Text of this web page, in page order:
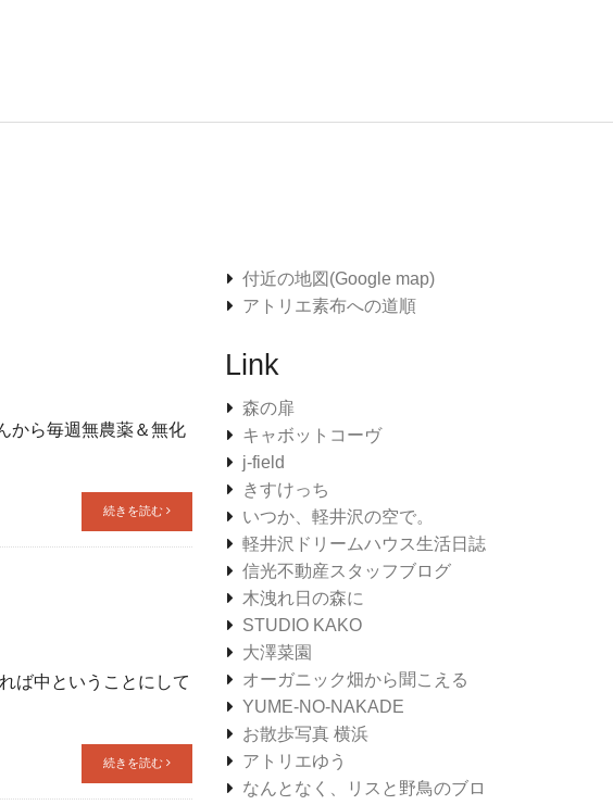
から毎週無農薬＆無化
続きを読む
ば中ということにして
続きを読む
付近の地図(Google map)
アトリエ素布への道順
Link
森の扉
キャボットコーヴ
j-field
きすけっち
いつか、軽井沢の空で。
軽井沢ドリームハウス生活日誌
信光不動産スタッフブログ
木洩れ日の森に
STUDIO KAKO
大澤菜園
オーガニック畑から聞こえる
YUME-NO-NAKADE
お散歩写真 横浜
アトリエゆう
なんとなく、リスと野鳥のブロ